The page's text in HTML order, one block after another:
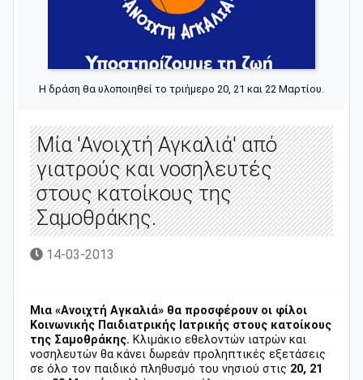
Η δράση θα υλοποιηθεί το τριήμερο 20, 21 και 22 Μαρτίου.
Μία 'Ανοιχτή Αγκαλιά' από
γιατρούς και νοσηλευτές
στους κατοίκους της
Σαμοθράκης.
14-03-2013
Μια «Ανοιχτή Αγκαλιά» θα προσφέρουν οι φίλοι
Κοινωνικής Παιδιατρικής Ιατρικής στους κατοίκους
της Σαμοθράκης. Κλιμάκιο εθελοντών ιατρών και
νοσηλευτών θα κάνει δωρεάν προληπτικές εξετάσεις
σε όλο τον παιδικό πληθυσμό του νησιού στις 20, 21